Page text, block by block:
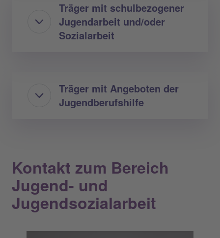
Träger mit schulbezogener
Jugendarbeit und/oder
Sozialarbeit
Träger mit Angeboten der
Jugendberufshilfe
Kontakt zum Bereich
Jugend- und
Jugendsozialarbeit